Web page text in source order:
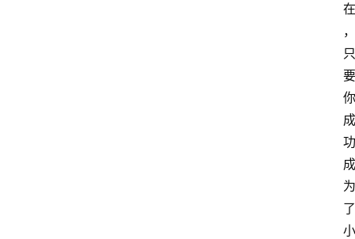
在
，
只
要
你
成
功
成
为
了
小